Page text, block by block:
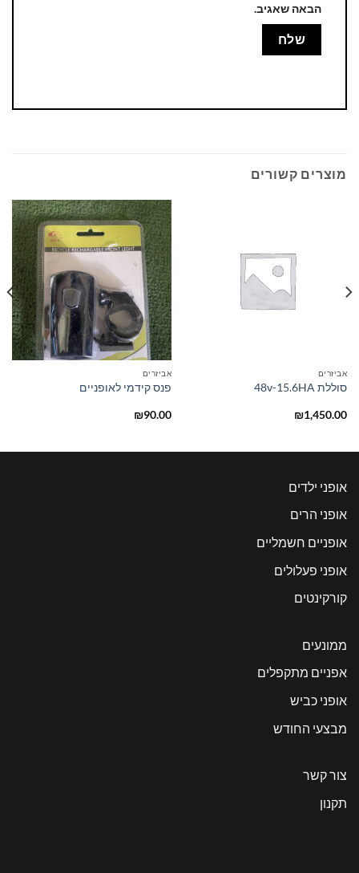
הבאה שאגיב.
מוצרים קשורים
אביזרים
סוללת 48v-15.6HA
₪1,450.00
אביזרים
פנס קידמי לאופניים
₪90.00
אופני ילדים
אופני הרים
אופניים חשמליים
אופני פעלולים
קורקינטים
ממונעים
אפניים מתקפלים
אופני כביש
מבצעי החודש
צור קשר
תקנון